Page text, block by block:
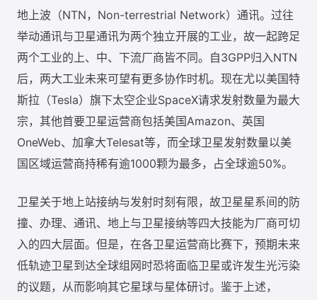
地上波（NTN，Non-terrestrial Network）通讯。过往
举动通讯与卫星通讯为两个独立开展的工业，故一起跨足
两个工业的上、中、下流厂商皆不同。自3GPP归入NTN
后，两大工业未来可望有更多协作时机。现在尤以美国特
斯拉（Tesla）旗下太空企业SpaceX请求发射数量为最大
宗，其他首要卫星运营商包括美国Amazon、英国
OneWeb、加拿大Telesat等，而全球卫星发射数量以美
国区域运营商持稀有逾1000颗为最多，占全球逾50%。
卫星关于地上站接纳与发射时刻有限，故卫星星系间的防
撞、办理、通讯、地上与卫星接纳等四大技能为厂商可切
入的四大层面。但是，在各卫星运营商比赛下，预期未来
低轨迹卫星到达全球组网时恐将面临卫星或许发生光污染
的议题，从而影响其它星球与星体研讨。鉴于上述，